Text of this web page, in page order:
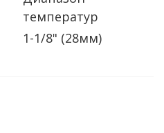
температур
1-1/8" (28мм)